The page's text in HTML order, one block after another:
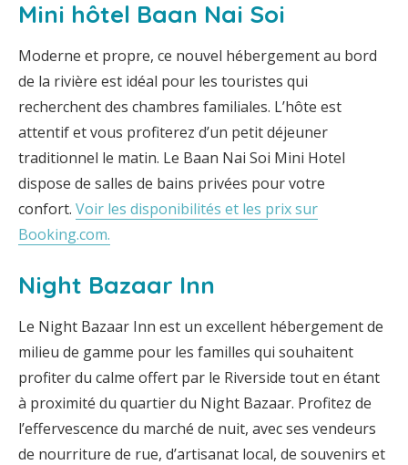
Mini hôtel Baan Nai Soi
Moderne et propre, ce nouvel hébergement au bord
de la rivière est idéal pour les touristes qui
recherchent des chambres familiales. L’hôte est
attentif et vous profiterez d’un petit déjeuner
traditionnel le matin. Le Baan Nai Soi Mini Hotel
dispose de salles de bains privées pour votre
confort. Voir les disponibilités et les prix sur
Booking.com.
Night Bazaar Inn
Le Night Bazaar Inn est un excellent hébergement de
milieu de gamme pour les familles qui souhaitent
profiter du calme offert par le Riverside tout en étant
à proximité du quartier du Night Bazaar. Profitez de
l’effervescence du marché de nuit, avec ses vendeurs
de nourriture de rue, d’artisanat local, de souvenirs et